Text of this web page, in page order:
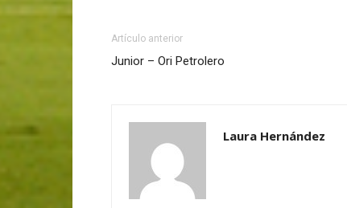
Artículo anterior
Junior – Ori Petrolero
Laura Hernández